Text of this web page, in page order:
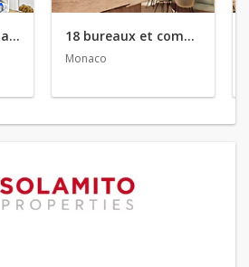
30 maisons et appartements en vente 18 bureaux et commerces en location
Monaco